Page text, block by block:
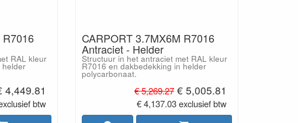
RAL kleur
helder
4,449.81
btw
CARPORT 3.7MX6M R7016
Antraciet - Helder
Structuur in het antraciet met RAL kleur
R7016 en dakbedekking in helder
polycarbonaat.
€ 5,269.27 € 5,005.81
€ 4,137.03 exclusief btw